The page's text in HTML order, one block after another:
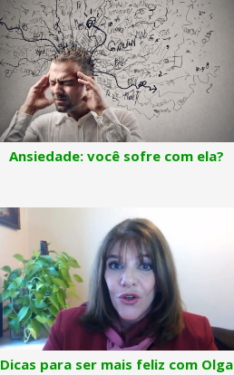
Ansiedade: você sofre com ela?
Dicas para ser mais feliz com Olga